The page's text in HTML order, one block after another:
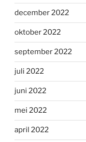
december 2022
oktober 2022
september 2022
juli 2022
juni 2022
mei 2022
april 2022